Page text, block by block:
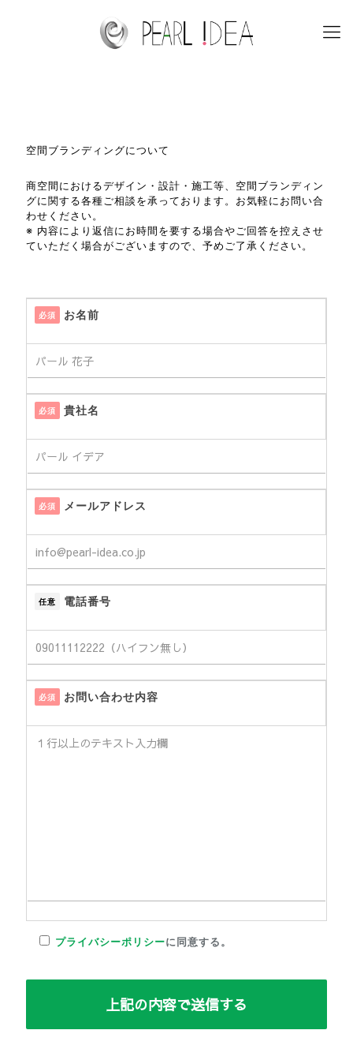
空間ブランディングについて
商空間におけるデザイン・設計・施工等、空間ブランディン
グに関する各種ご相談を承っております。お気軽にお問い合
わせください。
※ 内容により返信にお時間を要する場合やご回答を控えさせ
ていただく場合がございますので、予めご了承ください。
必須 お名前
必須 貴社名
必須 メールアドレス
任意 電話番号
必須 お問い合わせ内容
プライバシーポリシーに同意する。